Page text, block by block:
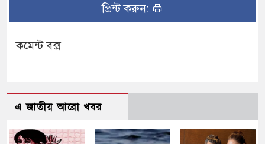
প্রিন্ট করুন:
কমেন্ট বক্স
এ জাতীয় আরো খবর